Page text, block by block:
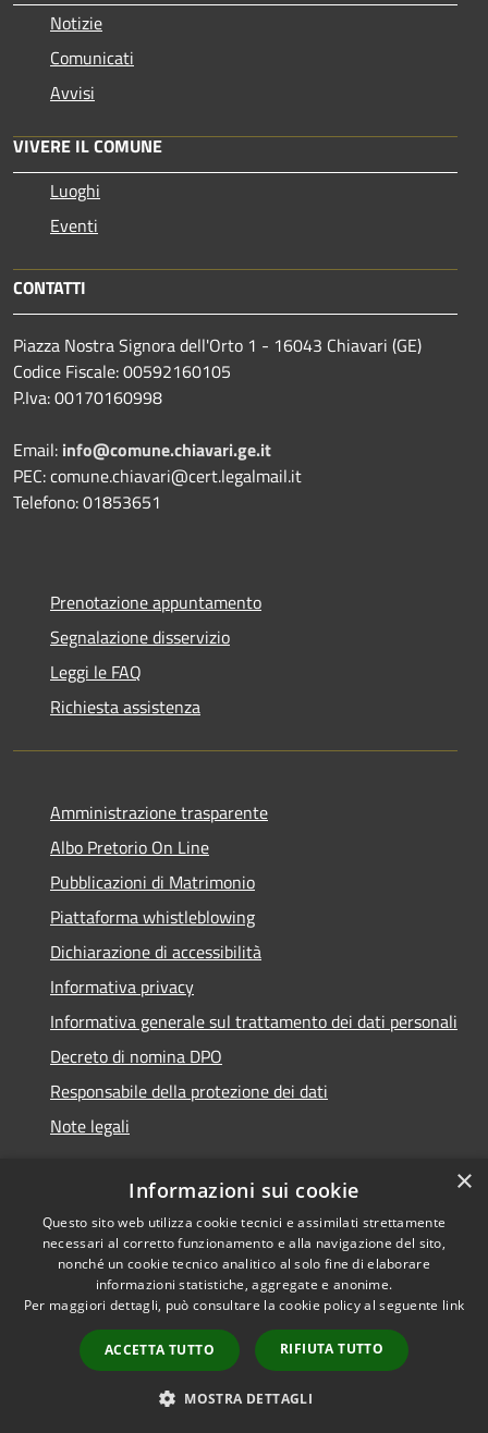
Notizie
Comunicati
Avvisi
VIVERE IL COMUNE
Luoghi
Eventi
CONTATTI
Piazza Nostra Signora dell'Orto 1 - 16043 Chiavari (GE)
Codice Fiscale: 00592160105
P.Iva: 00170160998
Email: info@comune.chiavari.ge.it
PEC: comune.chiavari@cert.legalmail.it
Telefono: 01853651
Prenotazione appuntamento
Segnalazione disservizio
Leggi le FAQ
Richiesta assistenza
Amministrazione trasparente
Albo Pretorio On Line
Pubblicazioni di Matrimonio
Piattaforma whistleblowing
Dichiarazione di accessibilità
Informativa privacy
Informativa generale sul trattamento dei dati personali
Decreto di nomina DPO
Responsabile della protezione dei dati
Note legali
RSS
Accessibilità
Cookie
Mappa del sito
Piano di miglioramento
© 2021 - 2026 Comune di
Chiavari -Area Riservata
×
Informazioni sui cookie
Questo sito web utilizza cookie tecnici e assimilati strettamente
necessari al corretto funzionamento e alla navigazione del sito,
nonché un cookie tecnico analitico al solo fine di elaborare
informazioni statistiche, aggregate e anonime.
Per maggiori dettagli, può consultare la cookie policy al seguente link
ACCETTA TUTTO RIFIUTA TUTTO
MOSTRA DETTAGLI